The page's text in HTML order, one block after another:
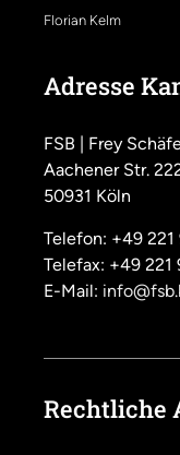
Florian Kelm
Adresse
FSB | Frey
Aachener Str.
50931 Köln
Telefon: +49 221
Telefax: +49 221
E-Mail:
Rechtliche